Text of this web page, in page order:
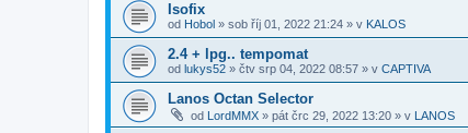
Isofix
od Hobol » sob říj 01, 2022 21:24 » v KALOS
2.4 + lpg.. tempomat
od lukys52 » čtv srp 04, 2022 08:57 » v CAPTIVA
Lanos Octan Selector
od LordMMX » pát črc 29, 2022 13:20 » v LANOS